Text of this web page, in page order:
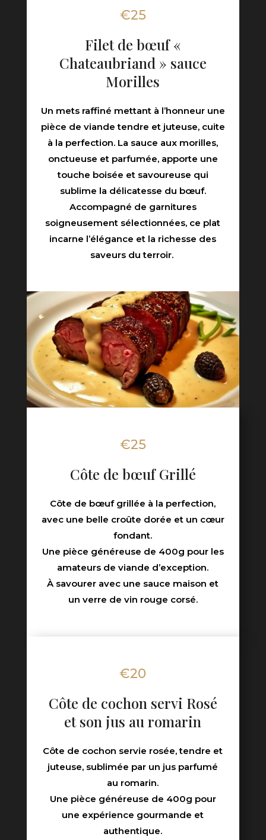
€25
Filet de bœuf «
Chateaubriand » sauce
Morilles
Un mets raffiné mettant à l’honneur une
pièce de viande tendre et juteuse, cuite
à la perfection. La sauce aux morilles,
onctueuse et parfumée, apporte une
touche boisée et savoureuse qui
sublime la délicatesse du bœuf.
Accompagné de garnitures
soigneusement sélectionnées, ce plat
incarne l’élégance et la richesse des
saveurs du terroir.
€25
Côte de bœuf Grillé
Côte de bœuf grillée à la perfection,
avec une belle croûte dorée et un cœur
fondant.
Une pièce généreuse de 400g pour les
amateurs de viande d’exception.
À savourer avec une sauce maison et
un verre de vin rouge corsé.
€20
Côte de cochon servi Rosé
et son jus au romarin
Côte de cochon servie rosée, tendre et
juteuse, sublimée par un jus parfumé
au romarin.
Une pièce généreuse de 400g pour
une expérience gourmande et
authentique.